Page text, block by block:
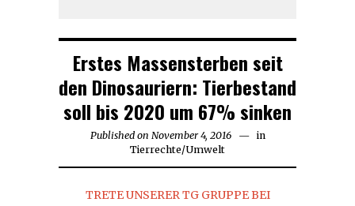
Erstes Massensterben seit
den Dinosauriern: Tierbestand
soll bis 2020 um 67% sinken
Published on November 4, 2016
in
Tierrechte/Umwelt
TRETE UNSERER TG GRUPPE BEI